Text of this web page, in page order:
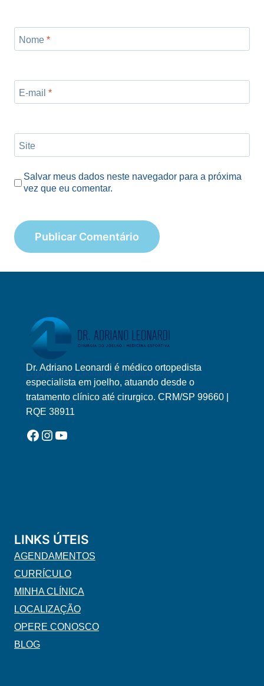
Nome *
E-mail *
Site
Salvar meus dados neste navegador para a próxima
vez que eu comentar.
Logo Adriano Leonardi Horizontal Novo
Dr. Adriano Leonardi é médico ortopedista
especialista em joelho, atuando desde o
tratamento clínico até cirurgico. CRM/SP 99660 |
RQE 38911
Facebook
Instagram
YouTube
LINKS ÚTEIS
AGENDAMENTOS
CURRÍCULO
MINHA CLÍNICA
LOCALIZAÇÃO
OPERE CONOSCO
BLOG